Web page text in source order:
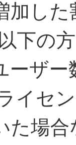
加し
下の
ーザ
イセ
た場